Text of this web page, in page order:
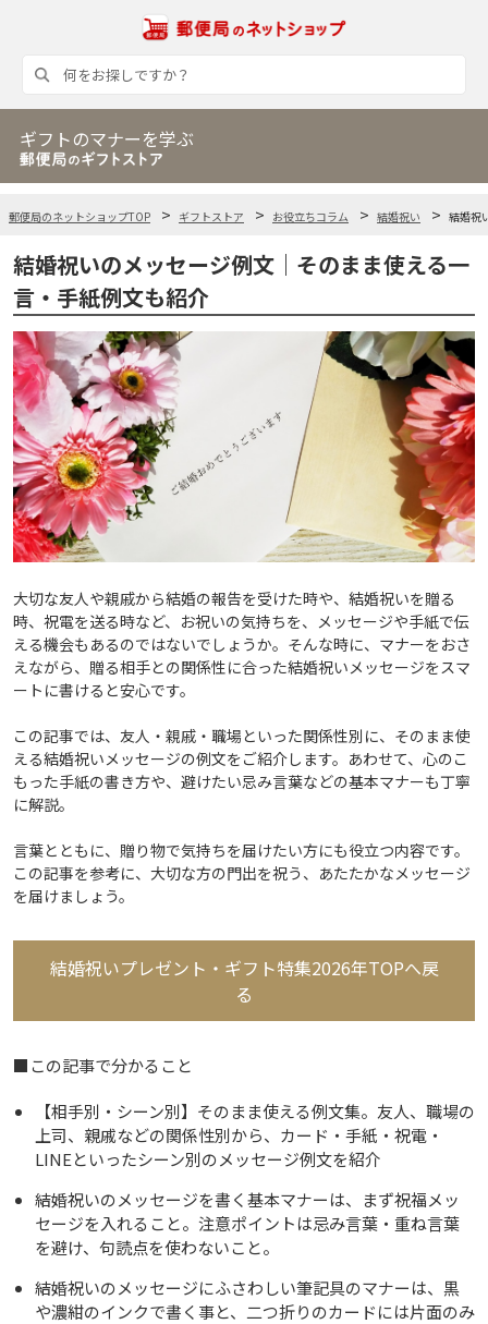
ギフトのマナーを学ぶ
郵便局のネットショップTOP ギフトストア お役立ちコラム 結婚祝い 結婚祝
結婚祝いのメッセージ例文｜そのまま使える一
言・手紙例文も紹介
大切な友人や親戚から結婚の報告を受けた時や、結婚祝いを贈る
時、祝電を送る時など、お祝いの気持ちを、メッセージや手紙で伝
える機会もあるのではないでしょうか。そんな時に、マナーをおさ
えながら、贈る相手との関係性に合った結婚祝いメッセージをスマ
ートに書けると安心です。
この記事では、友人・親戚・職場といった関係性別に、そのまま使
える結婚祝いメッセージの例文をご紹介します。あわせて、心のこ
もった手紙の書き方や、避けたい忌み言葉などの基本マナーも丁寧
に解説。
言葉とともに、贈り物で気持ちを届けたい方にも役立つ内容です。
この記事を参考に、大切な方の門出を祝う、あたたかなメッセージ
を届けましょう。
結婚祝いプレゼント・ギフト特集2026年TOPへ戻
る
■この記事で分かること
【相手別・シーン別】そのまま使える例文集。友人、職場の
上司、親戚などの関係性別から、カード・手紙・祝電・
LINEといったシーン別のメッセージ例文を紹介
結婚祝いのメッセージを書く基本マナーは、まず祝福メッ
セージを入れること。注意ポイントは忌み言葉・重ね言葉
を避け、句読点を使わないこと。
結婚祝いのメッセージにふさわしい筆記具のマナーは、黒
や濃紺のインクで書く事と、二つ折りのカードには片面のみ